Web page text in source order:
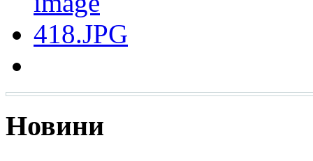
Новини